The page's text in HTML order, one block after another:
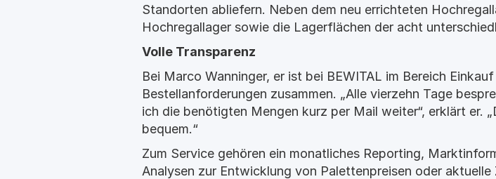
Standorten abliefern. Neben dem neu errichteten
Hochregallager sowie die Lagerflächen der acht
Volle Transparenz
Bei Marco Wanninger, er ist bei BEWITAL im Bereich
Bestellanforderungen zusammen. „Alle vierzehn Tage
ich die benötigten Mengen kurz per Mail weiter“, erklärt er.
bequem.“
Zum Service gehören ein monatliches Reporting,
Analysen zur Entwicklung von Palettenpreisen oder